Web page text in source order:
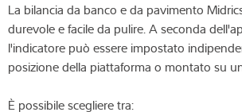
La bilancia da banco e da pavimento
durevole e facile da pulire. A seconda
l'indicatore può essere impostato
posizione della piattaforma o montato su
È possibile scegliere tra: